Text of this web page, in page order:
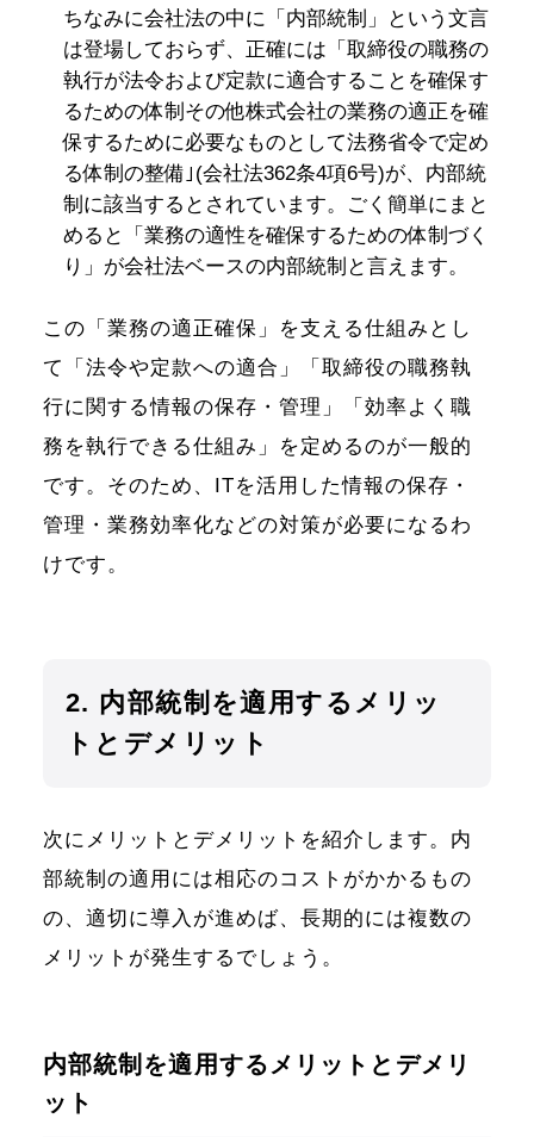
ちなみに会社法の中に「内部統制」という文言
は登場しておらず、正確には「取締役の職務の
執行が法令および定款に適合することを確保す
るための体制その他株式会社の業務の適正を確
保するために必要なものとして法務省令で定め
る体制の整備｣(会社法362条4項6号)が、内部統
制に該当するとされています。ごく簡単にまと
めると「業務の適性を確保するための体制づく
り」が会社法ベースの内部統制と言えます。
この「業務の適正確保」を支える仕組みとし
て「法令や定款への適合」「取締役の職務執
行に関する情報の保存・管理」「効率よく職
務を執行できる仕組み」を定めるのが一般的
です。そのため、ITを活用した情報の保存・
管理・業務効率化などの対策が必要になるわ
けです。
2. 内部統制を適用するメリッ
トとデメリット
次にメリットとデメリットを紹介します。内
部統制の適用には相応のコストがかかるもの
の、適切に導入が進めば、長期的には複数の
メリットが発生するでしょう。
内部統制を適用するメリットとデメリ
ット